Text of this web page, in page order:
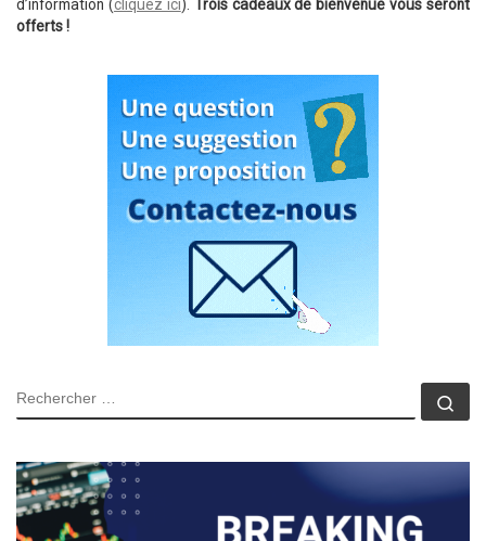
d’information (cliquez ici). Trois cadeaux de bienvenue vous seront
offerts !
RECHERCHER